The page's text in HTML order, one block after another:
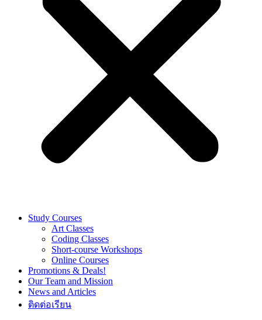
Study Courses
Art Classes
Coding Classes
Short-course Workshops
Online Courses
Promotions & Deals!
Our Team and Mission
News and Articles
ติดต่อเรียน